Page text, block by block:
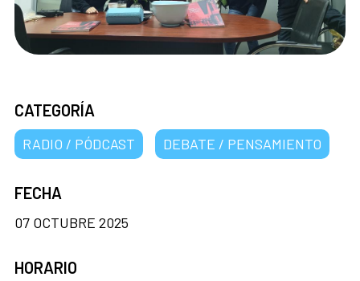
CATEGORÍA
RADIO / PÓDCAST DEBATE / PENSAMIENTO
FECHA
07 OCTUBRE 2025
HORARIO